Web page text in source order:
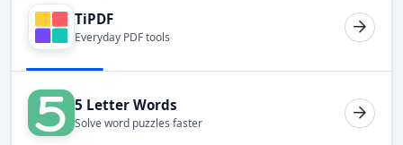
TiPDF
Everyday PDF tools
5 Letter Words
Solve word puzzles faster